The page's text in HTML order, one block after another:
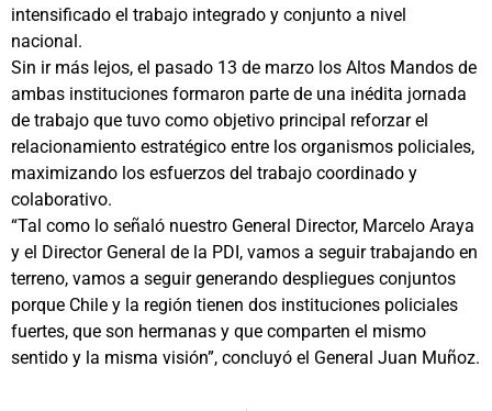
intensificado el trabajo integrado y conjunto a nivel
nacional.
Sin ir más lejos, el pasado 13 de marzo los Altos Mandos de
ambas instituciones formaron parte de una inédita jornada
de trabajo que tuvo como objetivo principal reforzar el
relacionamiento estratégico entre los organismos policiales,
maximizando los esfuerzos del trabajo coordinado y
colaborativo.
“Tal como lo señaló nuestro General Director, Marcelo Araya
y el Director General de la PDI, vamos a seguir trabajando en
terreno, vamos a seguir generando despliegues conjuntos
porque Chile y la región tienen dos instituciones policiales
fuertes, que son hermanas y que comparten el mismo
sentido y la misma visión”, concluyó el General Juan Muñoz.